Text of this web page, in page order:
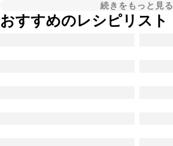
続きをもっと見る
おすすめのレシピリスト